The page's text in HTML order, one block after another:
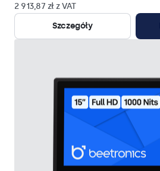
2 913,87 zł z VAT
Szczegóły